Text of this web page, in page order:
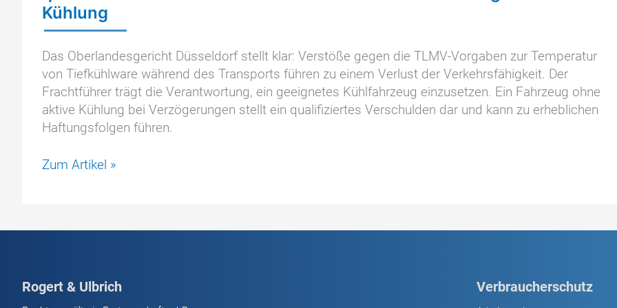
Kühlung
Das Oberlandesgericht Düsseldorf stellt klar: Verstöße gegen die TLMV-Vorgaben zur Temperatur
von Tiefkühlware während des Transports führen zu einem Verlust der Verkehrsfähigkeit. Der
Frachtführer trägt die Verantwortung, ein geeignetes Kühlfahrzeug einzusetzen. Ein Fahrzeug ohne
aktive Kühlung bei Verzögerungen stellt ein qualifiziertes Verschulden dar und kann zu erheblichen
Haftungsfolgen führen.
Zu
einen
Tiefkühlgut;
Zum Artikel »
Rogert & Ulbrich Verbraucherschutz